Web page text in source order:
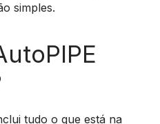
simples.
tudo o que está na